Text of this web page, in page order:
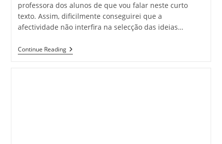
professora dos alunos de que vou falar neste curto
texto. Assim, dificilmente conseguirei que a
afectividade não interfira na selecção das ideias…
Continue ReadingO
QUE